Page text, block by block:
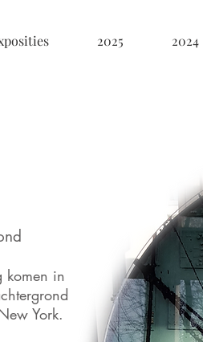
komen in
York.
2025 2024